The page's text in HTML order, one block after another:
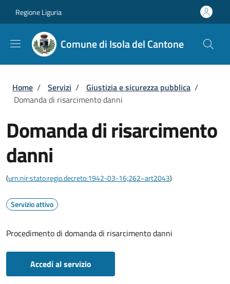
Regione Liguria
Comune di Isola del Cantone
Briciole di pane
Home / Servizi / Giustizia e sicurezza pubblica /
Domanda di risarcimento danni
Domanda di risarcimento
danni
(urn:nir:stato:regio.decreto:1942-03-16;262~art2043)
Servizio attivo
Procedimento di domanda di risarcimento danni
Accedi al servizio